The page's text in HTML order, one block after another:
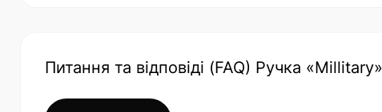
Питання та відповіді (FAQ) Ручка